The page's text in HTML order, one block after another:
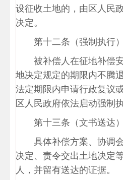
设征收土地的，由区人民
决定。
第十二条（强制执行）
被补偿人在征地补偿
地决定规定的期限内不腾
法定期限内申请行政复议
区人民政府依法启动强制
第十三条（文书送达）
具体补偿方案、协调
决定、责令交出土地决定
人，并留有送达的证据。